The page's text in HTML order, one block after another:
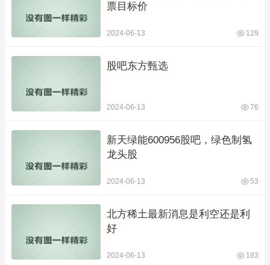
票目标价
2024-06-13 129
股吧东方甄选
2024-06-13 76
新天绿能600956股吧，绿色制氢
龙头股
2024-06-13 53
北方稀土最新消息是利空还是利
好
2024-06-13 183